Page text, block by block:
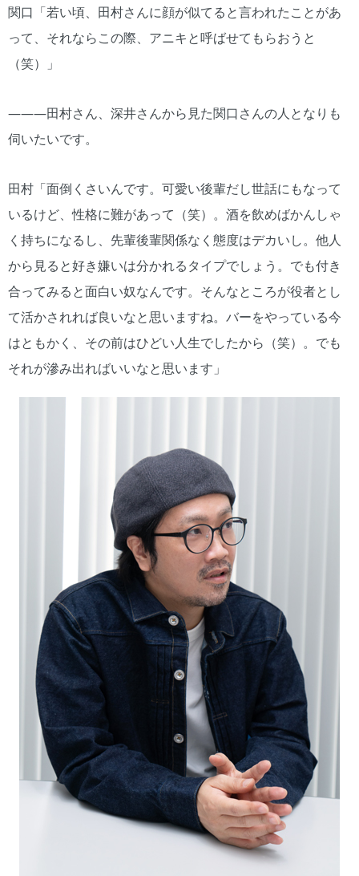
関口「若い頃、田村さんに顔が似てると言われたことがあ
って、それならこの際、アニキと呼ばせてもらおうと
（笑）」
―――田村さん、深井さんから見た関口さんの人となりも
伺いたいです。
田村「面倒くさいんです。可愛い後輩だし世話にもなって
いるけど、性格に難があって（笑）。酒を飲めばかんしゃ
く持ちになるし、先輩後輩関係なく態度はデカいし。他人
から見ると好き嫌いは分かれるタイプでしょう。でも付き
合ってみると面白い奴なんです。そんなところが役者とし
て活かされれば良いなと思いますね。バーをやっている今
はともかく、その前はひどい人生でしたから（笑）。でも
それが滲み出ればいいなと思います」